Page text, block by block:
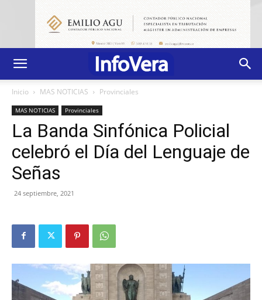
Inicio MAS NOTICIAS Provinciales
MAS NOTICIAS Provinciales
La Banda Sinfónica Policial
celebró el Día del Lenguaje de
Señas
24 septiembre, 2021